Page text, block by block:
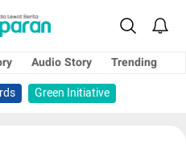
Audio Story
Trending
Green Initiative